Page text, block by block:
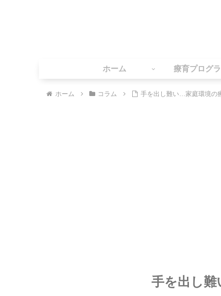
ホーム 療育プログ
ホーム コラム 手を出し難い…家庭環境の
手を出し